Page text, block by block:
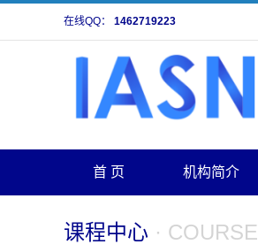
在线QQ： 1462719223
首 页 机构简介
课程中心 · COURSE